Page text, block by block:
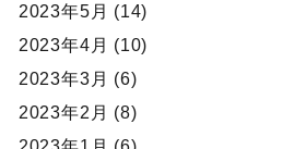
2023年5月 (14)
2023年4月 (10)
2023年3月 (6)
2023年2月 (8)